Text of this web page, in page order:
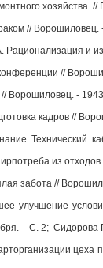
хозяйства
// Ворошиловец.
Рационализация и
//
Ворошиловец. -
кадров //
Технический
из
забота //
улучшение
– С. 2; Сидорова
цеха